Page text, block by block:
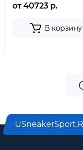
от 40723 р.
В корзину